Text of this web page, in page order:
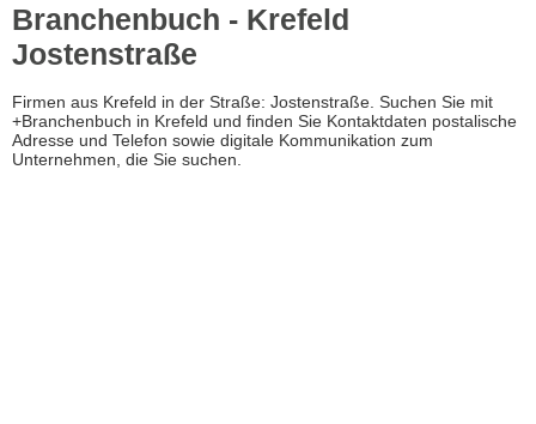
Branchenbuch - Krefeld
Jostenstraße
Firmen aus Krefeld in der Straße: Jostenstraße. Suchen Sie mit
+Branchenbuch in Krefeld und finden Sie Kontaktdaten postalische
Adresse und Telefon sowie digitale Kommunikation zum
Unternehmen, die Sie suchen.